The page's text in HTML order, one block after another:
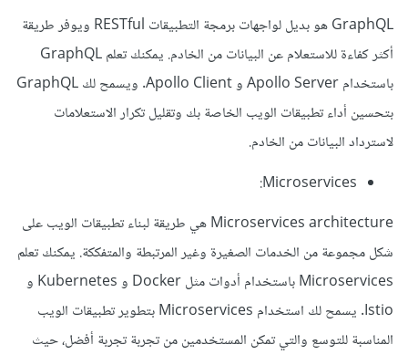
GraphQL هو بديل لواجهات برمجة التطبيقات RESTful ويوفر طريقة
أكثر كفاءة للاستعلام عن البيانات من الخادم. يمكنك تعلم GraphQL
باستخدام Apollo Server و Apollo Client. ويسمح لك GraphQL
بتحسين أداء تطبيقات الويب الخاصة بك وتقليل تكرار الاستعلامات
لاسترداد البيانات من الخادم.
Microservices:
Microservices architecture هي طريقة لبناء تطبيقات الويب على
شكل مجموعة من الخدمات الصغيرة وغير المرتبطة والمتفككة. يمكنك تعلم
Microservices باستخدام أدوات مثل Docker و Kubernetes و
Istio. يسمح لك استخدام Microservices بتطوير تطبيقات الويب
المناسبة للتوسع والتي تمكن المستخدمين من تجربة تجربة أفضل، حيث